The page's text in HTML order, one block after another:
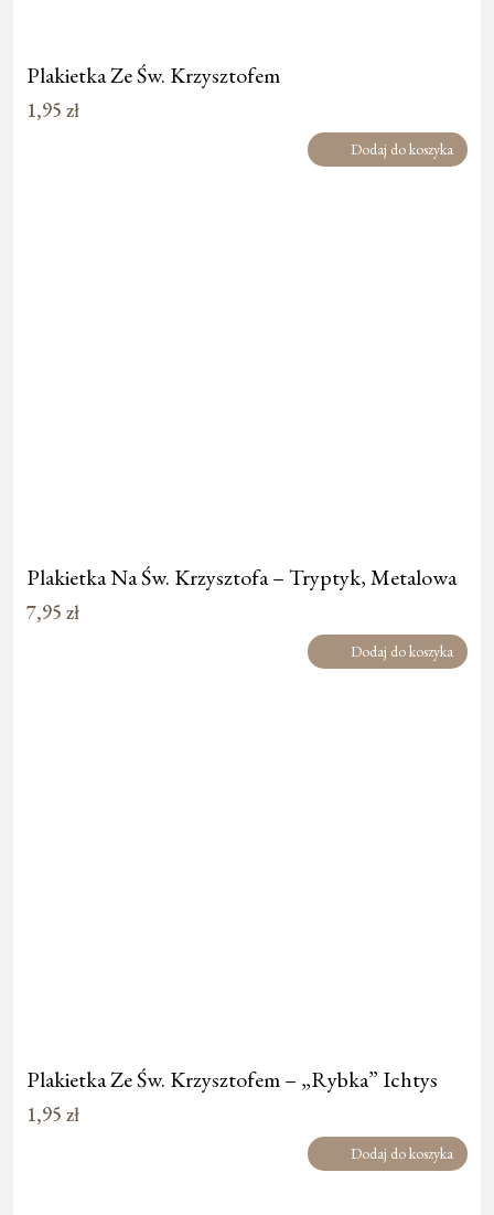
Plakietka Ze Św. Krzysztofem
1,95 zł
Dodaj do koszyka
Plakietka Na Św. Krzysztofa – Tryptyk, Metalowa
7,95 zł
Dodaj do koszyka
Plakietka Ze Św. Krzysztofem – „Rybka” Ichtys
1,95 zł
Dodaj do koszyka